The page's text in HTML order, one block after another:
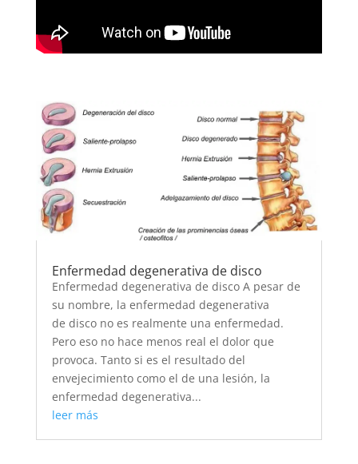
Enfermedad degenerativa de disco
Enfermedad degenerativa de disco A pesar de
su nombre, la enfermedad degenerativa
de disco no es realmente una enfermedad.
Pero eso no hace menos real el dolor que
provoca. Tanto si es el resultado del
envejecimiento como el de una lesión, la
enfermedad degenerativa...
leer más